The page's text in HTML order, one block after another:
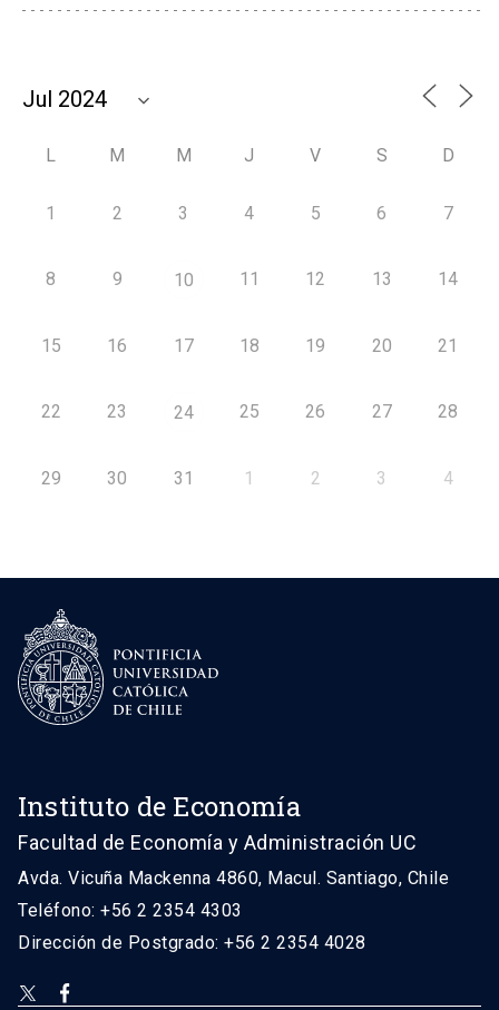
L M M J V S D
1 2 3 4 5 6 7
8 9 10 11 12 13 14
15 16 17 18 19 20 21
22 23 24 25 26 27 28
29 30 31 1 2 3 4
Instituto de Economía
Facultad de Economía y Administración UC
Avda. Vicuña Mackenna 4860, Macul. Santiago, Chile
Teléfono: +56 2 2354 4303
Dirección de Postgrado: +56 2 2354 4028